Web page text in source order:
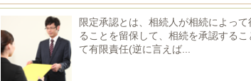
限定承認とは、相続人が相続によっ
ることを留保して、相続を承認する
て有限責任(逆に言えば...